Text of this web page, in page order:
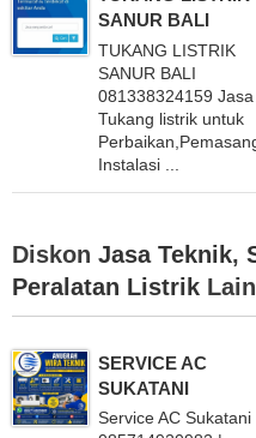
SANUR BALI
TUKANG LISTRIK
SANUR BALI
081338324159 Jasa
Tukang listrik untuk
Instalasi ...
Diskon Jasa Teknik,
Peralatan Listrik
SERVICE AC
SUKATANI
Service AC Sukatani